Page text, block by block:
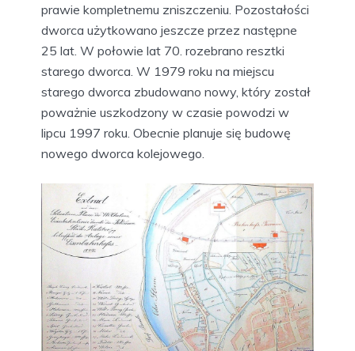
prawie kompletnemu zniszczeniu. Pozostałości
dworca użytkowano jeszcze przez następne
25 lat. W połowie lat 70. rozebrano resztki
starego dworca. W 1979 roku na miejscu
starego dworca zbudowano nowy, który został
poważnie uszkodzony w czasie powodzi w
lipcu 1997 roku. Obecnie planuje się budowę
nowego dworca kolejowego.